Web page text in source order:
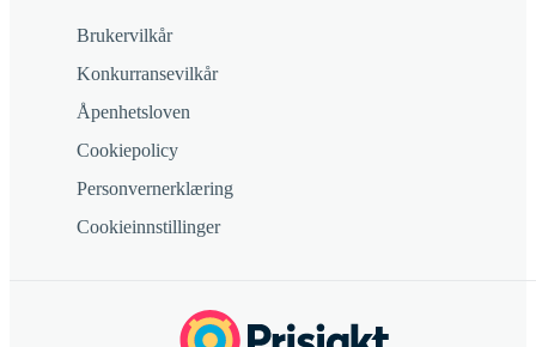
Brukervilkår
Konkurransevilkår
Åpenhetsloven
Cookiepolicy
Personvernerklæring
Cookieinnstillinger